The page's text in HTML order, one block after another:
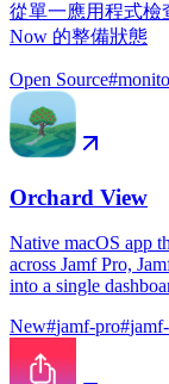
從單一應用程式檢
Now 的整備狀態
Open Source#
Orchard View
Native macOS app
across Jamf Pro,
into a single
New#jamf-pro#